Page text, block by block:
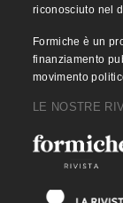
riconosciuto nel
Formiche è un
finanziamento
movimento
LE NOSTRE